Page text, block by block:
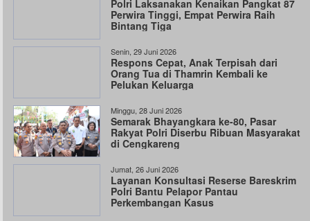
Polri Laksanakan Kenaikan Pangkat 87
Perwira Tinggi, Empat Perwira Raih
Bintang Tiga
Senin, 29 Juni 2026
Respons Cepat, Anak Terpisah dari
Orang Tua di Thamrin Kembali ke
Pelukan Keluarga
Minggu, 28 Juni 2026
Semarak Bhayangkara ke-80, Pasar
Rakyat Polri Diserbu Ribuan Masyarakat
di Cengkareng
Jumat, 26 Juni 2026
Layanan Konsultasi Reserse Bareskrim
Polri Bantu Pelapor Pantau
Perkembangan Kasus